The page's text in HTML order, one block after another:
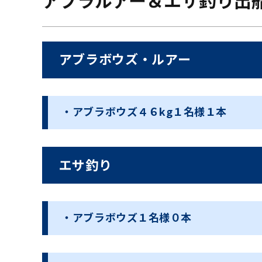
アブラボウズ・ルアー
・アブラボウズ４６kg１名様１本
エサ釣り
・アブラボウズ１名様０本